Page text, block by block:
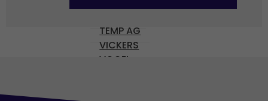
TEMP AG
VICKERS
VOGEL